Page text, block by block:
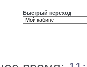
Быстрый переход